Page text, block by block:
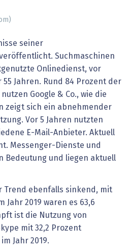
seiner
Suchmaschinen
Onlinedienst, vor
Jahren. Rund 84 Prozent der
Google & Co., wie die
zeigt sich ein abnehmender
Vor 5 Jahren nutzten
E-Mail-Anbieter. Aktuell
Messenger-Dienste und
Bedeutung und liegen aktuell
Trend ebenfalls sinkend, mit
Jahr 2019 waren es 63,6
ist die Nutzung von
mit 32,2 Prozent
Jahr 2019.